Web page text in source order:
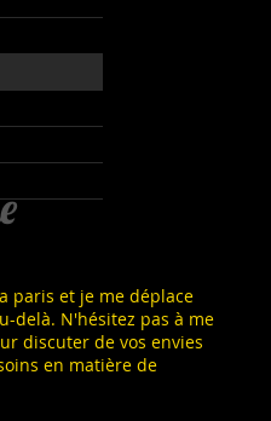
paris et je me déplace
delà. N'hésitez pas à me
discuter de vos envies
en matière de